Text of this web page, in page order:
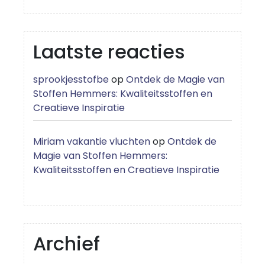
Laatste reacties
sprookjesstofbeopOntdek de Magie van
Stoffen Hemmers: Kwaliteitsstoffen en
Creatieve Inspiratie
Miriam vakantie vluchtenopOntdek de
Magie van Stoffen Hemmers:
Kwaliteitsstoffen en Creatieve Inspiratie
Archief